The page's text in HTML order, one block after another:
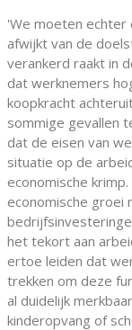
'We moeten echter
afwijkt van de
verankerd raakt in
dat werknemers
koopkracht
sommige gevallen
dat de eisen van
situatie op de
economische
economische groei
het tekort aan
ertoe leiden dat
trekken om deze
al duidelijk
kinderopvang of